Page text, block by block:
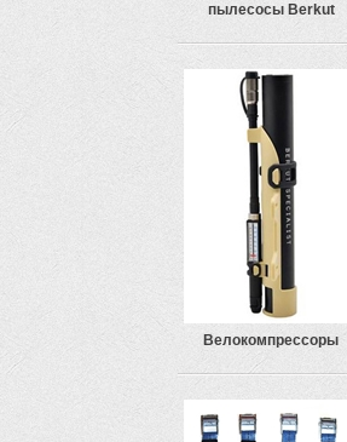
пылесосы Berkut
Велокомпрессоры